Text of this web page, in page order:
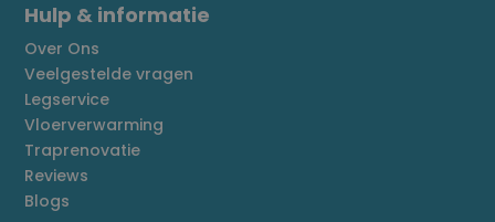
Hulp & informatie
Over Ons
Veelgestelde vragen
Legservice
Vloerverwarming
Traprenovatie
Reviews
Blogs